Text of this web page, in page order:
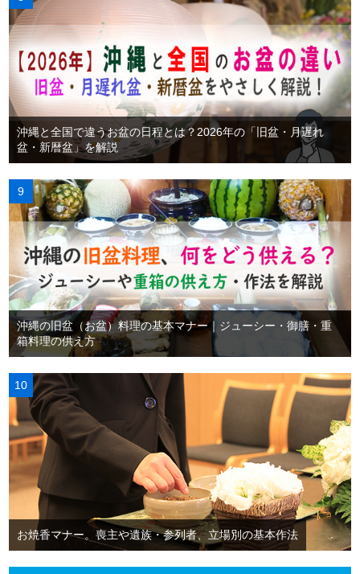
沖縄と全国で違うお盆の日程とは？2026年の「旧盆・月遅れ
盆・新暦盆」を解説
沖縄の旧盆（お盆）料理の基本マナー｜ジューシー・御膳・重
箱料理の供え方
お焼香マナー。喪主や遺族・参列者、立場別の基本作法